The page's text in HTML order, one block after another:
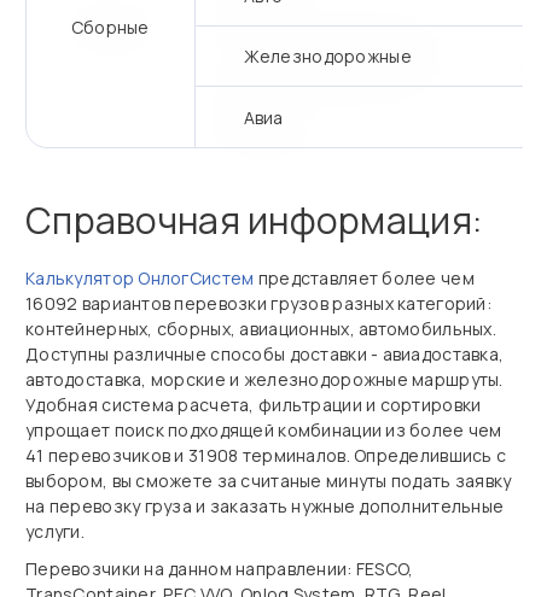
Сборные
Железнодорожные
Авиа
Справочная информация:
Калькулятор ОнлогСистем представляет более чем
16092 вариантов перевозки грузов разных категорий:
контейнерных, сборных, авиационных, автомобильных.
Доступны различные способы доставки - авиадоставка,
автодоставка, морские и железнодорожные маршруты.
Удобная система расчета, фильтрации и сортировки
упрощает поиск подходящей комбинации из более чем
41 перевозчиков и 31908 терминалов. Определившись с
выбором, вы сможете за считаные минуты подать заявку
на перевозку груза и заказать нужные дополнительные
услуги.
Перевозчики на данном направлении: FESCO,